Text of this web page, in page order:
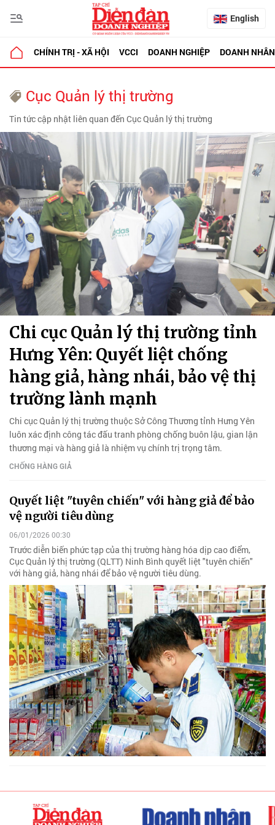
English
CHÍNH TRỊ - XÃ HỘI VCCI DOANH NGHIỆP DOANH NHÂN
Cục Quản lý thị trường
Tin tức cập nhật liên quan đến Cục Quản lý thị trường
Chi cục Quản lý thị trường tỉnh
Hưng Yên: Quyết liệt chống
hàng giả, hàng nhái, bảo vệ thị
trường lành mạnh
Chi cục Quản lý thị trường thuộc Sở Công Thương tỉnh Hưng Yên
luôn xác định công tác đấu tranh phòng chống buôn lậu, gian lận
thương mại và hàng giả là nhiệm vụ chính trị trọng tâm.
CHỐNG HÀNG GIẢ
Quyết liệt "tuyên chiến" với hàng giả để bảo
vệ người tiêu dùng
06/01/2026 00:30
Trước diễn biến phức tạp của thị trường hàng hóa dịp cao điểm,
Cục Quản lý thị trường (QLTT) Ninh Bình quyết liệt "tuyên chiến"
với hàng giả, hàng nhái để bảo vệ người tiêu dùng.